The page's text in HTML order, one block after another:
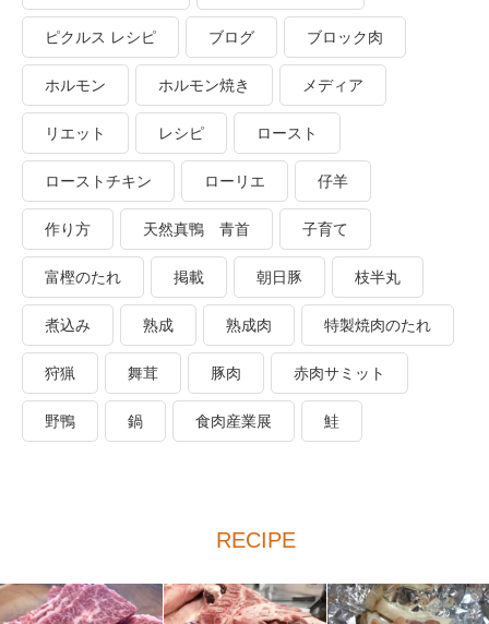
ピクルス レシピ ブログ ブロック肉
ホルモン ホルモン焼き メディア
リエット レシピ ロースト
ローストチキン ローリエ 仔羊
作り方 天然真鴨 青首 子育て
富樫のたれ 掲載 朝日豚 枝半丸
煮込み 熟成 熟成肉 特製焼肉のたれ
狩猟 舞茸 豚肉 赤肉サミット
野鴨 鍋 食肉産業展 鮭
RECIPE